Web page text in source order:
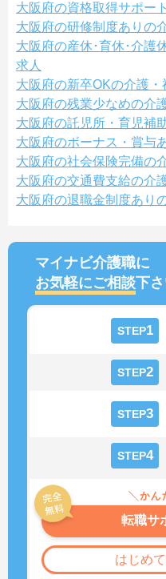
大阪府の資格取得サポー
大阪府の研修制度ありの
大阪府の産休･育休･介護
求人
大阪府の新卒OKの介護・
大阪府の残業少なめの介
大阪府の託児所・育児補
大阪府のボーナス・賞与
大阪府の社会保険完備の
大阪府の交通費支給の介
大阪府の退職金制度あり
マイナビ介護職に
お気軽にご相談下さ
STEP1
STEP2
STEP3
STEP4
転職サ
はじめ